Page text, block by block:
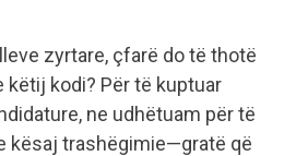
zyrtare, çfarë do të thotë
kodi? Për të kuptuar
ne udhëtuam për të
kësaj trashëgimie—gratë që